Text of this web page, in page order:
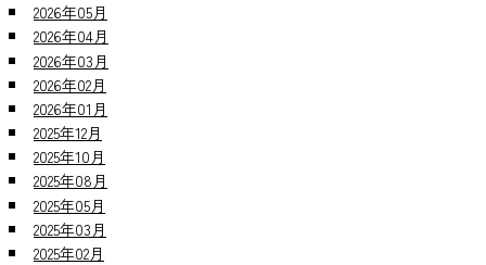
2026年05月
2026年04月
2026年03月
2026年02月
2026年01月
2025年12月
2025年10月
2025年08月
2025年05月
2025年03月
2025年02月